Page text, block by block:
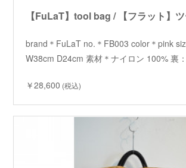
【FuLaT】tool bag / 【フラット】
brand＊FuLaT no.＊FB003 color＊pink
W38cm D24cm 素材＊ナイロン 100% 裏
￥28,600 (税込)